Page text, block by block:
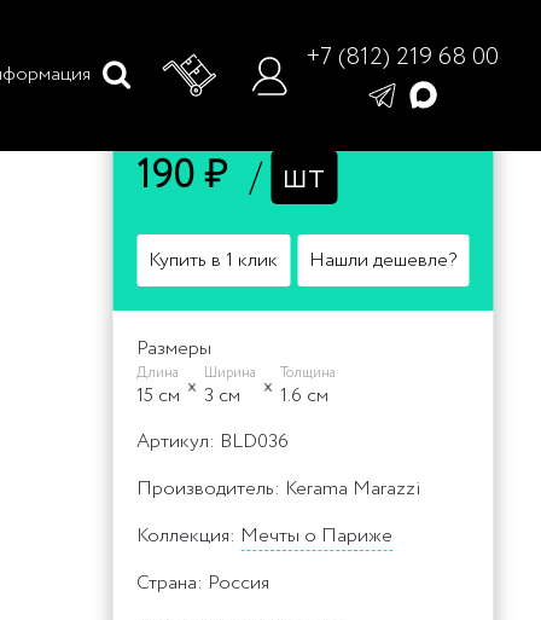
+7 (812) 219 68 00
190 ₽ / шт
Купить в 1 клик Нашли дешевле?
Размеры
Длина
15 cм
Ширина
3 cм
Толщина
1.6 cм
Артикул: BLD036
Производитель: Kerama Marazzi
Коллекция: Мечты о Париже
Страна: Россия